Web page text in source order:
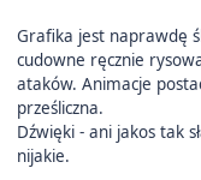
Grafika jest naprawdę
cudowne ręcznie
ataków. Animacje
prześliczna.
Dźwięki - ani jakos tak
nijakie.